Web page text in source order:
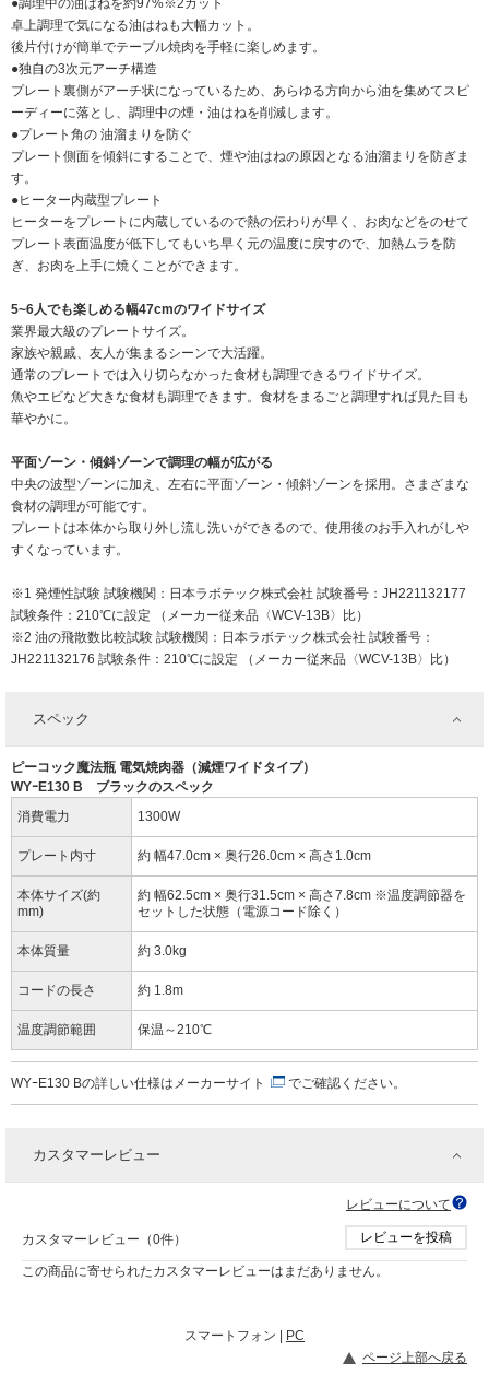
●調理中の油はねを約97%※2カット
卓上調理で気になる油はねも大幅カット。
後片付けが簡単でテーブル焼肉を手軽に楽しめます。
●独自の3次元アーチ構造
プレート裏側がアーチ状になっているため、あらゆる方向から油を集めてスピ
ーディーに落とし、調理中の煙・油はねを削減します。
●プレート角の 油溜まりを防ぐ
プレート側面を傾斜にすることで、煙や油はねの原因となる油溜まりを防ぎま
す。
●ヒーター内蔵型プレート
ヒーターをプレートに内蔵しているので熱の伝わりが早く、お肉などをのせて
プレート表面温度が低下してもいち早く元の温度に戻すので、加熱ムラを防
ぎ、お肉を上手に焼くことができます。
5~6人でも楽しめる幅47cmのワイドサイズ
業界最大級のプレートサイズ。
家族や親戚、友人が集まるシーンで大活躍。
通常のプレートでは入り切らなかった食材も調理できるワイドサイズ。
魚やエビなど大きな食材も調理できます。食材をまるごと調理すれば見た目も
華やかに。
平面ゾーン・傾斜ゾーンで調理の幅が広がる
中央の波型ゾーンに加え、左右に平面ゾーン・傾斜ゾーンを採用。さまざまな
食材の調理が可能です。
プレートは本体から取り外し流し洗いができるので、使用後のお手入れがしや
すくなっています。
※1 発煙性試験 試験機関：日本ラボテック株式会社 試験番号：JH221132177
試験条件：210℃に設定 （メーカー従来品〈WCV-13B〉比）
※2 油の飛散数比較試験 試験機関：日本ラボテック株式会社 試験番号：
JH221132176 試験条件：210℃に設定 （メーカー従来品〈WCV-13B〉比）
スペック
ピーコック魔法瓶 電気焼肉器（減煙ワイドタイプ）
WYｰE130 B ブラックのスペック
消費電力
1300W
プレート内寸 約 幅47.0cm × 奥行26.0cm × 高さ1.0cm
本体サイズ(約
mm)
約 幅62.5cm × 奥行31.5cm × 高さ7.8cm ※温度調節器を
セットした状態（電源コード除く）
本体質量 約 3.0kg
コードの長さ 約 1.8m
温度調節範囲 保温～210℃
WYｰE130 Bの詳しい仕様は メーカーサイト でご確認ください。
カスタマーレビュー
レビューについて
カスタマーレビュー（0件） レビューを投稿
この商品に寄せられたカスタマーレビューはまだありません。
スマートフォン |
PC
ページ上部へ戻る